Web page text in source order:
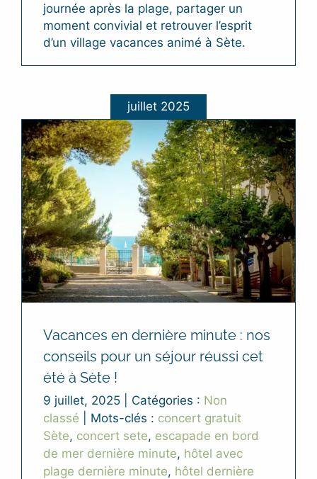
journée après la plage, partager un
moment convivial et retrouver l’esprit
d’un village vacances animé à Sète.
juillet 2025
Vacances en dernière minute : nos
conseils pour un séjour réussi cet
été à Sète !
9 juillet, 2025 Catégories : Non
classé
Mots-clés : concert gratuit
Sète, concert sete, escapade en bord
de mer dernière minute, hôtel avec
plage dernière minute, hôtel dernière